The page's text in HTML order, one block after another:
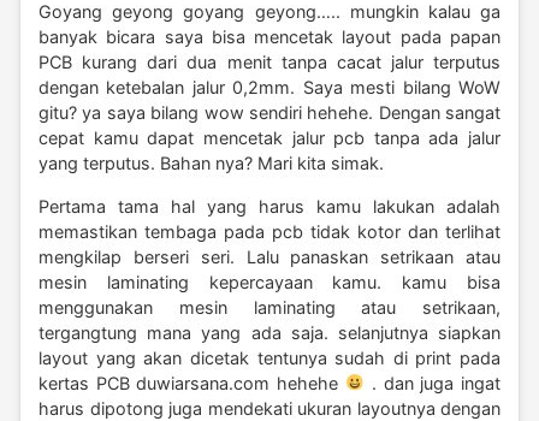
Goyang geyong goyang geyong….. mungkin kalau ga
banyak bicara saya bisa mencetak layout pada papan
PCB kurang dari dua menit tanpa cacat jalur terputus
dengan ketebalan jalur 0,2mm. Saya mesti bilang WoW
gitu? ya saya bilang wow sendiri hehehe. Dengan sangat
cepat kamu dapat mencetak jalur pcb tanpa ada jalur
yang terputus. Bahan nya? Mari kita simak.
Pertama tama hal yang harus kamu lakukan adalah
memastikan tembaga pada pcb tidak kotor dan terlihat
mengkilap berseri seri. Lalu panaskan setrikaan atau
mesin laminating kepercayaan kamu. kamu bisa
menggunakan mesin laminating atau setrikaan,
tergangtung mana yang ada saja. selanjutnya siapkan
layout yang akan dicetak tentunya sudah di print pada
kertas PCB duwiarsana.com hehehe
. dan juga ingat
harus dipotong juga mendekati ukuran layoutnya dengan